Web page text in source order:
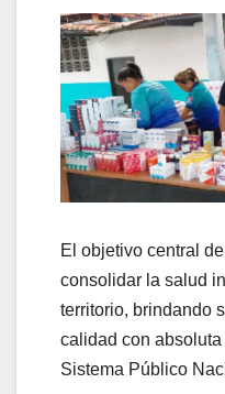
El objetivo central
consolidar la salud
territorio, brindando
calidad con
Sistema Público